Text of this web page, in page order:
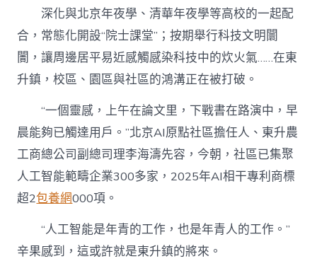
深化與北京年夜學、清華年夜學等高校的一起配
合，常態化開設“院士課堂”；按期舉行科技文明闤
闠，讓周邊居平易近感觸感染科技中的炊火氣……在東
升鎮，校區、園區與社區的鴻溝正在被打破。
“一個靈感，上午在論文里，下戰書在路演中，早
晨能夠已觸達用戶。”北京AI原點社區擔任人、東升農
工商總公司副總司理李海濤先容，今朝，社區已集聚
人工智能範疇企業300多家，2025年AI相干專利商標
超2包養網000項。
“人工智能是年青的工作，也是年青人的工作。”
辛果感到，這或許就是東升鎮的將來。